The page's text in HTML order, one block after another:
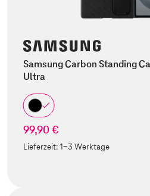
Samsung Carbon Standing
Ultra
99,90 €
Lieferzeit:1-3 Werktage